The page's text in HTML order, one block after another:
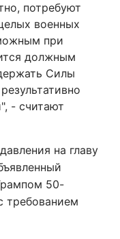
потребуют
военных
при
должным
Силы
- считают
на главу
50-
требованием